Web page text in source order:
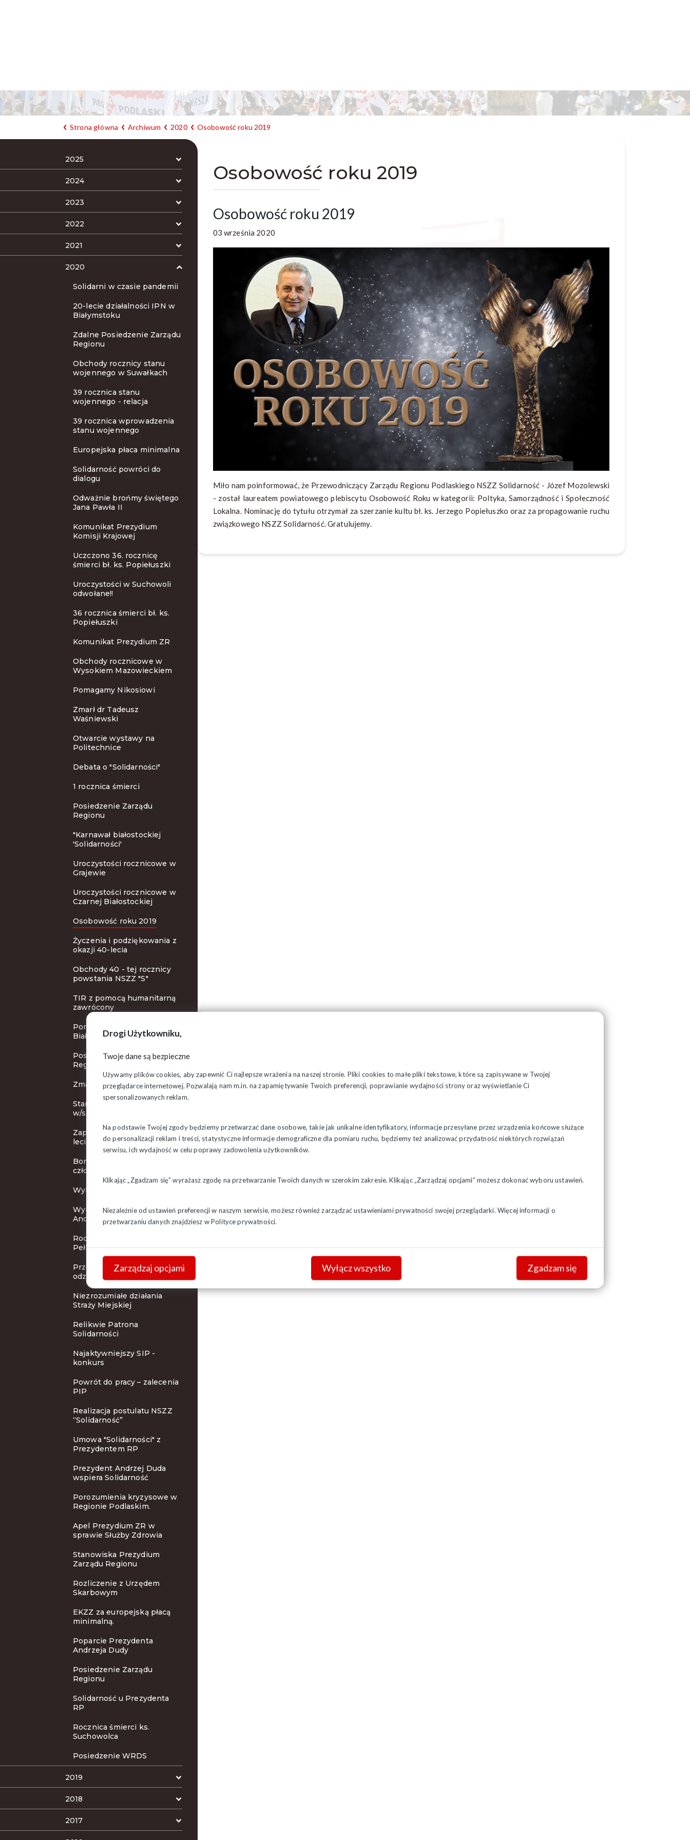
Drogi Użytkowniku,
Twoje dane są bezpieczne
Używamy plików cookies, aby zapewnić Ci najlepsze wrażenia na naszej stronie. Pliki cookies to małe pliki tekstowe, które są zapisywane w Twojej
przeglądarce internetowej. Pozwalają nam m.in. na zapamiętywanie Twoich preferencji, poprawianie wydajności strony oraz wyświetlanie Ci
spersonalizowanych reklam.
Na podstawie Twojej zgody będziemy przetwarzać dane osobowe, takie jak unikalne identyfikatory, informacje przesyłane przez urządzenia końcowe służące
do personalizacji reklam i treści, statystyczne informacje demograficzne dla pomiaru ruchu, będziemy też analizować przydatność niektórych rozwiązań
serwisu, ich wydajność w celu poprawy zadowolenia użytkowników.
Klikając „Zgadzam się” wyrażasz zgodę na przetwarzanie Twoich danych w szerokim zakresie. Klikając „Zarządzaj opcjami” możesz dokonać wyboru ustawień.
Niezależnie od ustawień preferencji w naszym serwisie, możesz również zarządzać ustawieniami prywatności swojej przeglądarki. Więcej informacji o
przetwarzaniu danych znajdziesz wPolityce prywatności.
Zarządzaj opcjami Wyłącz wszystko Zgadzam się
Strona główna Archiwum 2020 Osobowość roku 2019
2025
2024
2023
2022
2021
2020
Solidarni w czasie pandemii
20-lecie działalności IPN w
Białymstoku
Zdalne Posiedzenie Zarządu
Regionu
Obchody rocznicy stanu
wojennego w Suwałkach
39 rocznica stanu
wojennego - relacja
39 rocznica wprowadzenia
stanu wojennego
Europejska płaca minimalna
Solidarność powróci do
dialogu
Odważnie brońmy świętego
Jana Pawła II
Komunikat Prezydium
Komisji Krajowej
Uczczono 36. rocznicę
śmierci bł. ks. Popiełuszki
Uroczystości w Suchowoli
odwołane!!
36 rocznica śmierci bł. ks.
Popiełuszki
Komunikat Prezydium ZR
Obchody rocznicowe w
Wysokiem Mazowieckiem
Pomagamy Nikosiowi
Zmarł dr Tadeusz
Waśniewski
Otwarcie wystawy na
Politechnice
Debata o "Solidarności"
1 rocznica śmierci
Posiedzenie Zarządu
Regionu
"Karnawał białostockiej
'Solidarności'
Uroczystości rocznicowe w
Grajewie
Uroczystości rocznicowe w
Czarnej Białostockiej
Osobowość roku 2019
Życzenia i podziękowania z
okazji 40-lecia
Obchody 40 - tej rocznicy
powstania NSZZ "S"
TIR z pomocą humanitarną
zawrócony
Pomoc dla protestujących
Białorusinów
Posiedzenie Zarządu
Regionu
Zmarła Gizela Czarnecka
Stanowisko Prezydium ZR
w/s Białorusi
Zapraszamy na obchody 40-
lecia "S"
Bon wypoczynkowy dla
członków "Solidarności"
Wybory Prezydenta RP
Wyróżnienie Prezydenta
Andrzeja Dudy
Rocznica śmierci ks.
Pełkowskiego
Przewodniczący Regionu
odznaczony
Niezrozumiałe działania
Straży Miejskiej
Relikwie Patrona
Solidarności
Najaktywniejszy SIP -
konkurs
Powrót do pracy – zalecenia
PIP
Realizacja postulatu NSZZ
“Solidarność”
Umowa "Solidarności" z
Prezydentem RP
Prezydent Andrzej Duda
wspiera Solidarność
Porozumienia kryzysowe w
Regionie Podlaskim.
Apel Prezydium ZR w
sprawie Służby Zdrowia
Stanowiska Prezydium
Zarządu Regionu
Rozliczenie z Urzędem
Skarbowym
EKZZ za europejską płacą
minimalną.
Poparcie Prezydenta
Andrzeja Dudy
Posiedzenie Zarządu
Regionu
Solidarność u Prezydenta
RP
Rocznica śmierci ks.
Suchowolca
Posiedzenie WRDS
2019
2018
2017
Osobowość roku 2019
Osobowość roku 2019
03 września 2020
Miło nam poinformować, że Przewodniczący Zarządu Regionu Podlaskiego NSZZ Solidarność - Józef Mozolewski
- został laureatem powiatowego plebiscytu Osobowość Roku w kategorii: Poltyka, Samorządność i Społeczność
Lokalna. Nominację do tytułu otrzymał za szerzanie kultu bł. ks. Jerzego Popiełuszko oraz za propagowanie ruchu
związkowego NSZZ Solidarność. Gratulujemy.